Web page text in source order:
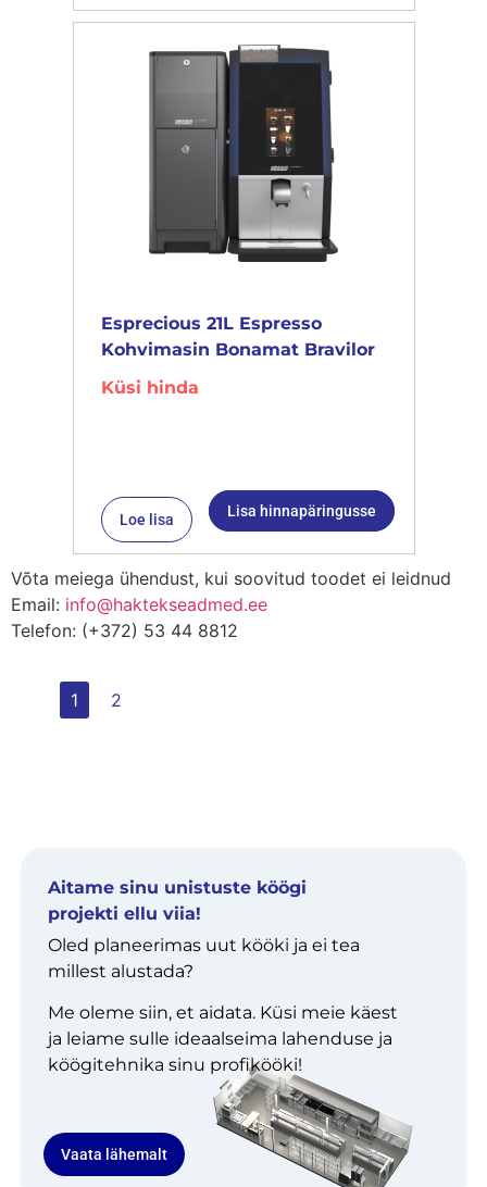
Esprecious 21L Espresso
Kohvimasin Bonamat Bravilor
Küsi hinda
Loe lisa Lisa hinnapäringusse
Võta meiega ühendust, kui soovitud toodet ei leidnud
Email: info@haktekseadmed.ee
Telefon: (+372) 53 44 8812
1 2
Aitame sinu unistuste köögi
projekti ellu viia!
Oled planeerimas uut kööki ja ei tea
millest alustada?
Me oleme siin, et aidata. Küsi meie käest
ja leiame sulle ideaalseima lahenduse ja
köögitehnika sinu profikööki!
Vaata lähemalt